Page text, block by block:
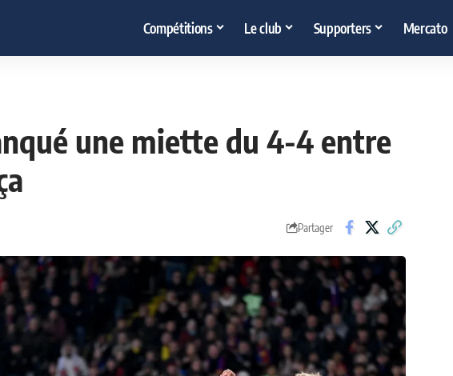
Compétitions Le club Supporters Mercato
une miette du 4-4 entre
Partager